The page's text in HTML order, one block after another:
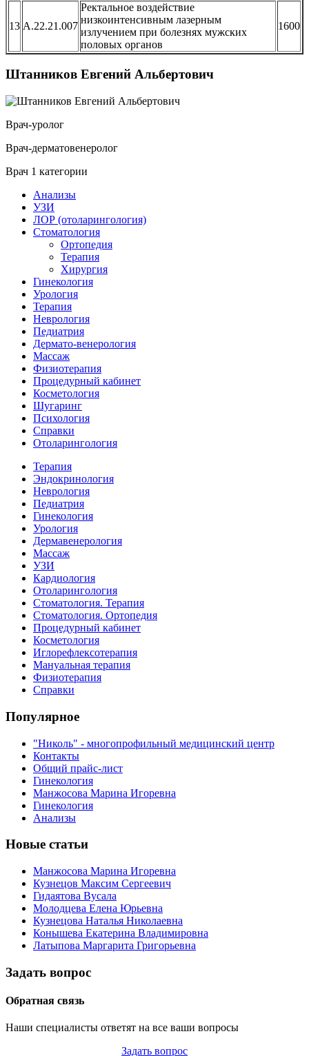
13 А.22.21.007
Ректальное воздействие
низкоинтенсивным лазерным
излучением при болезнях мужских
половых органов
1600
Штанников Евгений Альбертович
Врач-уролог
Врач-дерматовенеролог
Врач 1 категории
Анализы
УЗИ
ЛОР (отоларингология)
Стоматология
Ортопедия
Терапия
Хирургия
Гинекология
Урология
Терапия
Неврология
Педиатрия
Дермато-венерология
Массаж
Физиотерапия
Процедурный кабинет
Косметология
Шугаринг
Психология
Справки
Отоларингология
Терапия
Эндокринология
Неврология
Педиатрия
Гинекология
Урология
Дермавенерология
Массаж
УЗИ
Кардиология
Отоларингология
Стоматология. Терапия
Стоматология. Ортопедия
Процедурный кабинет
Косметология
Иглорефлексотерапия
Мануальная терапия
Физиотерапия
Справки
Популярное
"Николь" - многопрофильный медицинский центр
Контакты
Общий прайс-лист
Гинекология
Манжосова Марина Игоревна
Гинекология
Анализы
Новые статьи
Манжосова Марина Игоревна
Кузнецов Максим Сергеевич
Гидаятова Вусала
Молодцева Елена Юрьевна
Кузнецова Наталья Николаевна
Конышева Екатерина Владимировна
Латыпова Маргарита Григорьевна
Задать вопрос
Обратная связь
Наши специалисты ответят на все ваши вопросы
Задать вопрос